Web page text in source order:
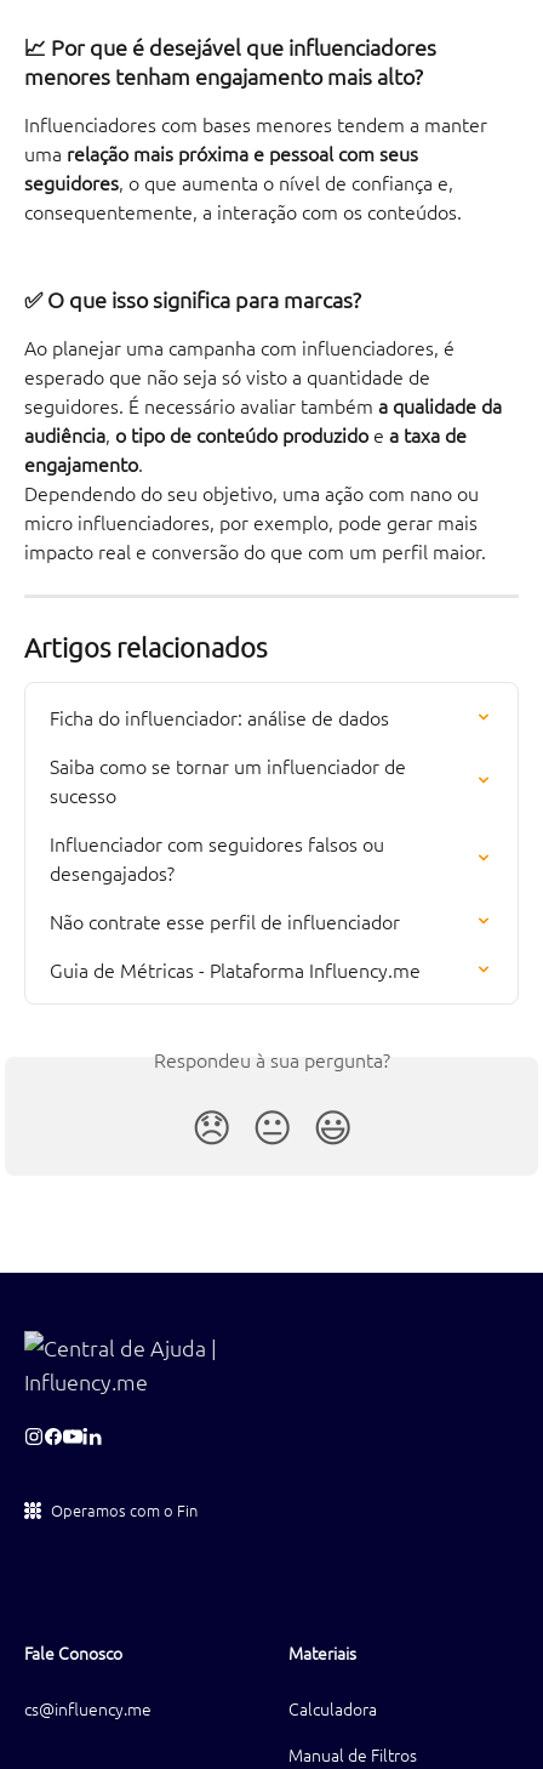
📈 Por que é desejável que influenciadores
menores tenham engajamento mais alto?
Influenciadores com bases menores tendem a manter
uma relação mais próxima e pessoal com seus
seguidores, o que aumenta o nível de confiança e,
consequentemente, a interação com os conteúdos.
✅ O que isso significa para marcas?
Ao planejar uma campanha com influenciadores, é
esperado que não seja só visto a quantidade de
seguidores. É necessário avaliar também a qualidade da
audiência, o tipo de conteúdo produzido e a taxa de
engajamento.
Dependendo do seu objetivo, uma ação com nano ou
micro influenciadores, por exemplo, pode gerar mais
impacto real e conversão do que com um perfil maior.
Artigos relacionados
Ficha do influenciador: análise de dados
Saiba como se tornar um influenciador de
sucesso
Influenciador com seguidores falsos ou
desengajados?
Não contrate esse perfil de influenciador
Guia de Métricas - Plataforma Influency.me
Respondeu à sua pergunta?
😞 😐 😃
Operamos com o Fin
Fale Conosco
cs@influency.me
Materiais
Calculadora
Manual de Filtros